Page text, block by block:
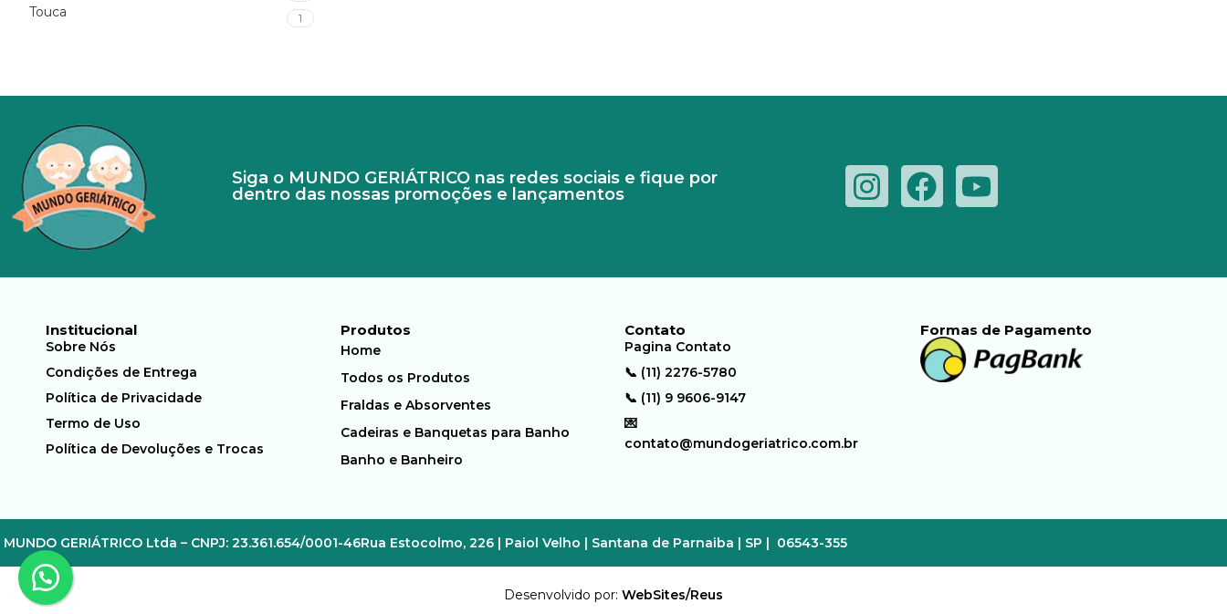
Touca 1
Siga o MUNDO GERIÁTRICO nas redes sociais e fique por
dentro das nossas promoções e lançamentos
Institucional
Sobre Nós
Condições de Entrega
Política de Privacidade
Termo de Uso
Política de Devoluções e Trocas
Produtos
Home
Todos os Produtos
Fraldas e Absorventes
Cadeiras e Banquetas para Banho
Banho e Banheiro
Contato
Pagina Contato
📞 (11) 2276-5780
📞 (11) 9 9606-9147
💌
contato@mundogeriatrico.com.br
Formas de Pagamento
MUNDO GERIÁTRICO Ltda – CNPJ: 23.361.654/0001-46Rua Estocolmo, 226 | Paiol Velho | Santana de Parnaiba | SP | 06543-355
Desenvolvido por: WebSites/Reus